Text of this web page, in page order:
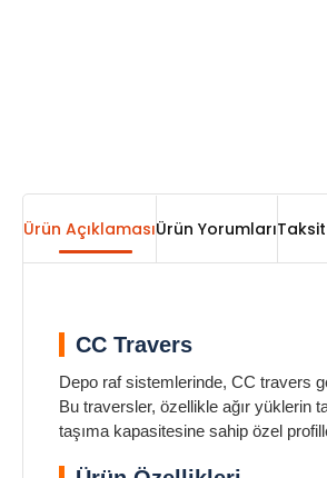
Ürün AçıklamasıÜrün Yorumları
CC Travers
Depo raf sistemlerinde, CC travers
Bu traversler, özellikle ağır yüklerin
taşıma kapasitesine sahip özel